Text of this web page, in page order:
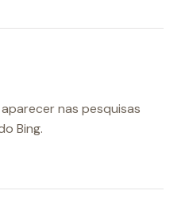
nas pesquisas
Bing.